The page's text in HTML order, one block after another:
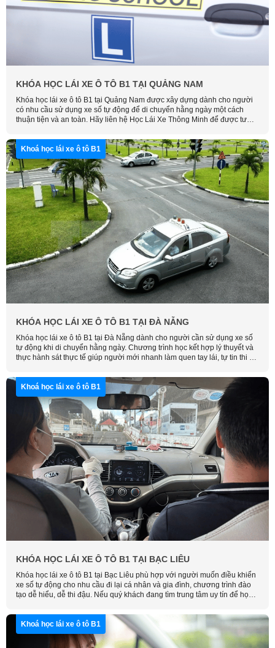
KHÓA HỌC LÁI XE Ô TÔ B1 TẠI QUẢNG NAM
Khóa học lái xe ô tô B1 tại Quảng Nam được xây dựng dành cho người
có nhu cầu sử dụng xe số tự động để di chuyển hằng ngày một cách
thuận tiện và an toàn. Hãy liên hệ Học Lái Xe Thông Minh để được tư
thời gian của quý khách.
Khoá học lái xe ô tô B1
KHÓA HỌC LÁI XE Ô TÔ B1 TẠI ĐÀ NẴNG
Khóa học lái xe ô tô B1 tại Đà Nẵng dành cho người cần sử dụng xe số
tự động khi di chuyển hằng ngày. Chương trình học kết hợp lý thuyết và
thực hành sát thực tế giúp người mới nhanh làm quen tay lái, tự tin thi sát
phù hợp.
Khoá học lái xe ô tô B1
KHÓA HỌC LÁI XE Ô TÔ B1 TẠI BẠC LIÊU
Khóa học lái xe ô tô B1 tại Bạc Liêu phù hợp với người muốn điều khiển
xe số tự động cho nhu cầu đi lại cá nhân và gia đình, chương trình đào
tạo dễ hiểu, dễ thi đậu. Nếu quý khách đang tìm trung tâm uy tín để học,
Khoá học lái xe ô tô B1